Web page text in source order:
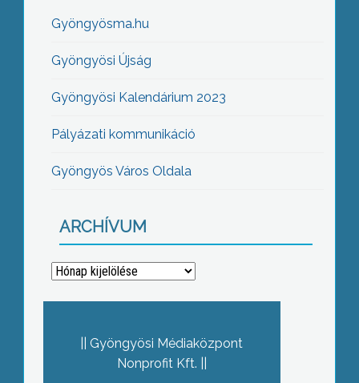
Gyöngyösma.hu
Gyöngyösi Újság
Gyöngyösi Kalendárium 2023
Pályázati kommunikáció
Gyöngyös Város Oldala
ARCHÍVUM
Archívum
Gyöngyösi Médiaközpont
Nonprofit Kft.